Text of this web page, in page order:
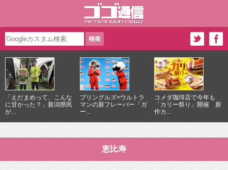
「えだまめって、こんな
に甘かった？」新潟県民
が...
プリングルズ×ウルトラ
マンの新フレーバー「ガ
ー...
コメダ珈琲店で今年も
「カリー祭り」開催 新
作カ...
恵比寿